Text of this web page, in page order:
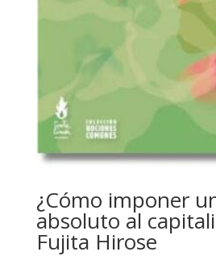
¿Cómo imponer
absoluto al
Fujita Hirose